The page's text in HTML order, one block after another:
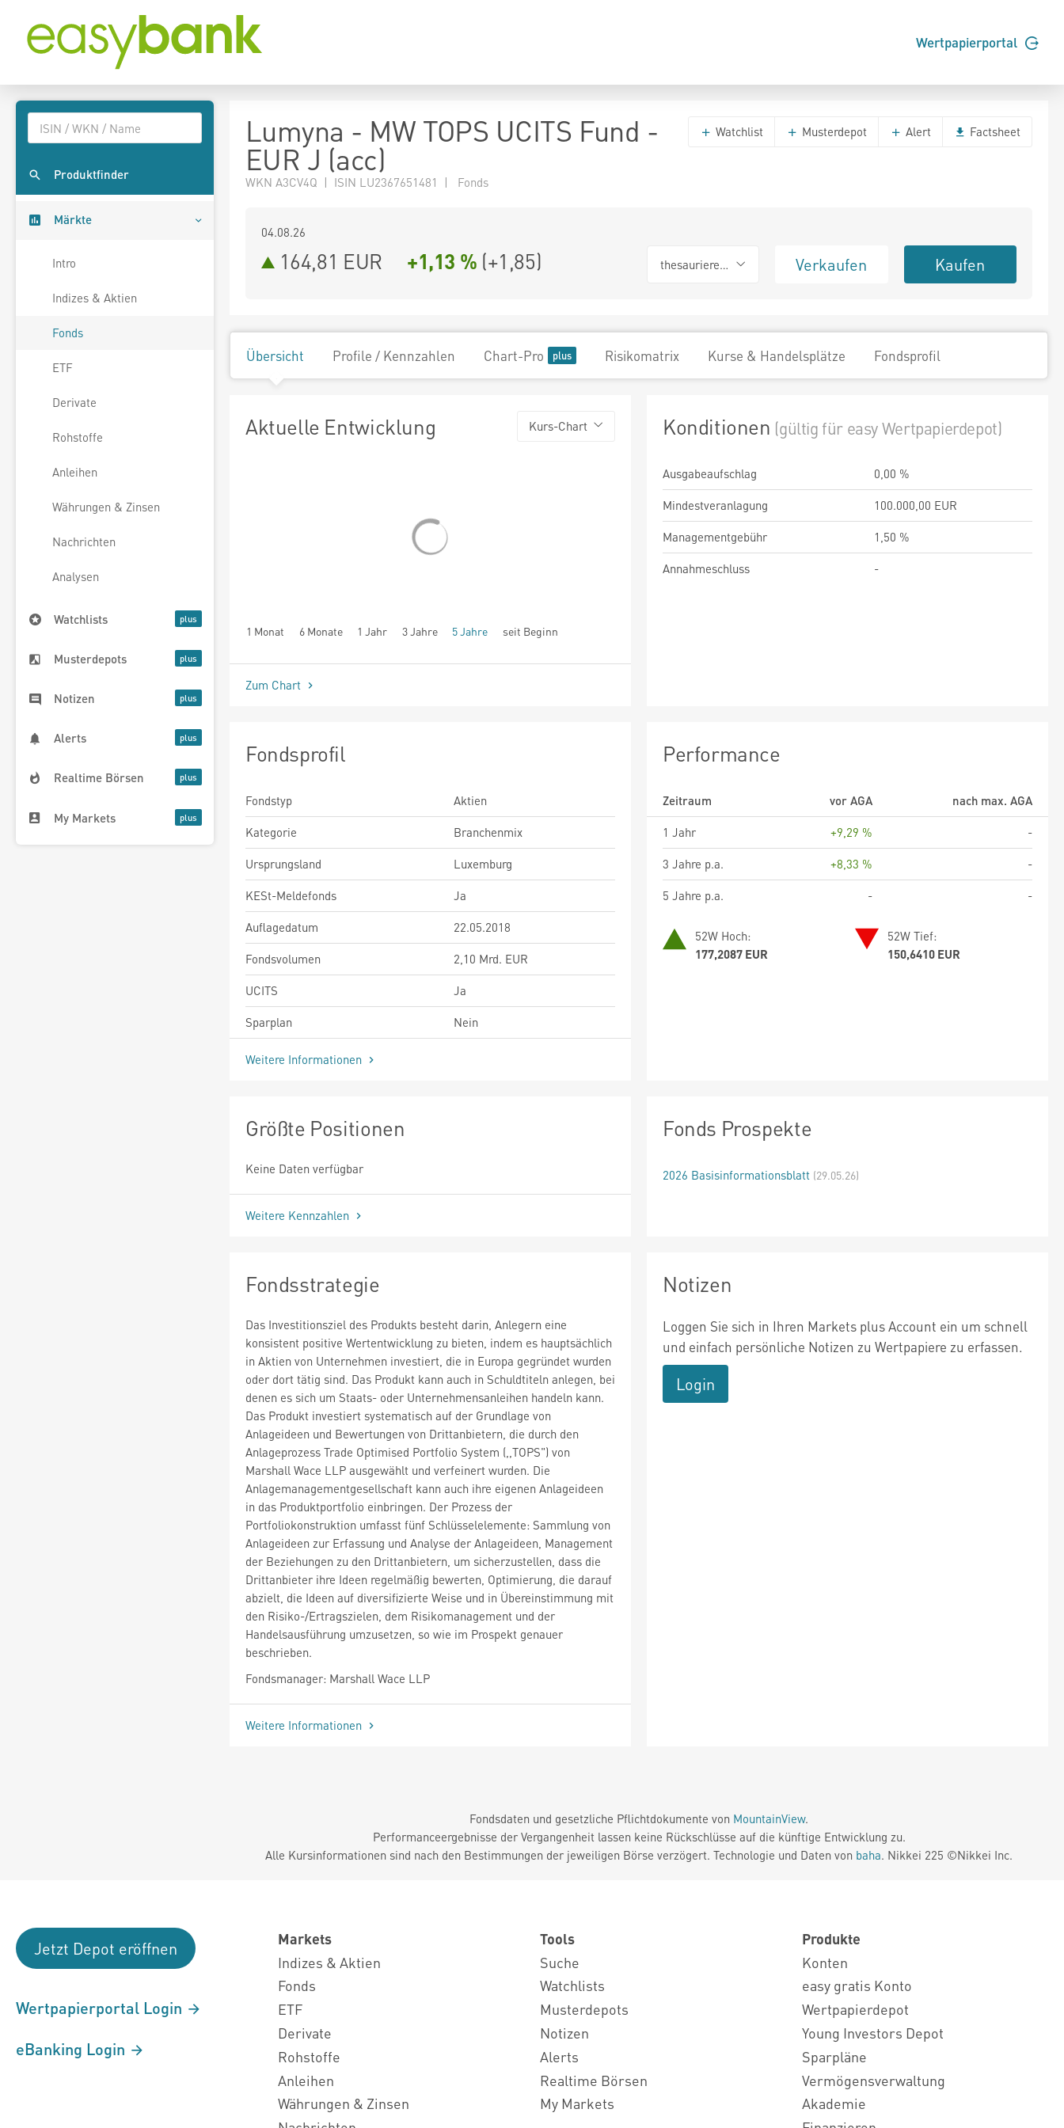
Wertpapierportal
Produktfinder
Märkte
Intro
Indizes & Aktien
Fonds
ETF
Derivate
Rohstoffe
Anleihen
Währungen & Zinsen
Nachrichten
Analysen
Watchlists
Musterdepots
Notizen
Alerts
Realtime Börsen
My Markets
Lumyna - MW TOPS UCITS Fund -
EUR J (acc)
WKN A3CV4Q | ISIN LU2367651481 | Fonds
Watchlist Musterdepot Alert Factsheet
04.08.26
164,81 EUR +1,13 % (+1,85) thesaurierend Verkaufen Kaufen
Übersicht Profile / Kennzahlen Chart-Pro Risikomatrix Kurse & Handelsplätze Fondsprofil
Aktuelle Entwicklung Kurs-Chart
1 Monat 6 Monate 1 Jahr 3 Jahre 5 Jahre seit Beginn
Zum Chart
Konditionen (gültig für easy Wertpapierdepot)
Ausgabeaufschlag
0,00 %
Mindestveranlagung
100.000,00 EUR
Managementgebühr
1,50 %
Annahmeschluss
-
Fondsprofil
Fondstyp
Aktien
Kategorie
Branchenmix
Ursprungsland
Luxemburg
KESt-Meldefonds
Ja
Auflagedatum
22.05.2018
Fondsvolumen
2,10 Mrd. EUR
UCITS
Ja
Sparplan
Nein
Weitere Informationen
Performance
Zeitraum vor AGA
nach max. AGA
1 Jahr
+9,29 %
-
3 Jahre p.a.
+8,33 %
-
5 Jahre p.a.
- -
52W Hoch:
177,2087 EUR
52W Tief:
150,6410 EUR
Größte Positionen
Keine Daten verfügbar
Weitere Kennzahlen
Fonds Prospekte
2026 Basisinformationsblatt (29.05.26)
Fondsstrategie
Das Investitionsziel des Produkts besteht darin, Anlegern eine
konsistent positive Wertentwicklung zu bieten, indem es hauptsächlich
in Aktien von Unternehmen investiert, die in Europa gegründet wurden
oder dort tätig sind. Das Produkt kann auch in Schuldtiteln anlegen, bei
denen es sich um Staats- oder Unternehmensanleihen handeln kann.
Das Produkt investiert systematisch auf der Grundlage von
Anlageideen und Bewertungen von Drittanbietern, die durch den
Anlageprozess Trade Optimised Portfolio System (,,TOPS") von
Marshall Wace LLP ausgewählt und verfeinert wurden. Die
Anlagemanagementgesellschaft kann auch ihre eigenen Anlageideen
in das Produktportfolio einbringen. Der Prozess der
Portfoliokonstruktion umfasst fünf Schlüsselelemente: Sammlung von
Anlageideen zur Erfassung und Analyse der Anlageideen, Management
der Beziehungen zu den Drittanbietern, um sicherzustellen, dass die
Drittanbieter ihre Ideen regelmäßig bewerten, Optimierung, die darauf
abzielt, die Ideen auf diversifizierte Weise und in Übereinstimmung mit
den Risiko-/Ertragszielen, dem Risikomanagement und der
Handelsausführung umzusetzen, so wie im Prospekt genauer
beschrieben.
Fondsmanager: Marshall Wace LLP
Weitere Informationen
Notizen
Loggen Sie sich in Ihren Markets plus Account ein um schnell
und einfach persönliche Notizen zu Wertpapiere zu erfassen.
Login
Fondsdaten und gesetzliche Pflichtdokumente von MountainView.
Performanceergebnisse der Vergangenheit lassen keine Rückschlüsse auf die künftige Entwicklung zu.
Alle Kursinformationen sind nach den Bestimmungen der jeweiligen Börse verzögert. Technologie und Daten von baha. Nikkei 225 ©Nikkei Inc.
Jetzt Depot eröffnen
Wertpapierportal Login
eBanking Login
Markets
Indizes & Aktien
Fonds
ETF
Derivate
Rohstoffe
Anleihen
Währungen & Zinsen
Tools
Suche
Watchlists
Musterdepots
Notizen
Alerts
Realtime Börsen
My Markets
Produkte
Konten
easy gratis Konto
Wertpapierdepot
Young Investors Depot
Sparpläne
Vermögensverwaltung
Akademie